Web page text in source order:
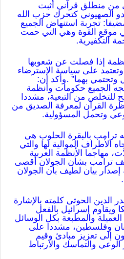
من منطلق قرآني أثبت
الصهيوني كتحرك حزب الله
تجربة استنهاض الجميع
موقع القوة وهي التي حمت
التكفيرية.
إذا فصلت عن شعوبها
على سياسة الاسترضاء
وتحتمي بهما” .وأكد أن:
الجميع حكومات وأنظمة
من التبعية، مشددا
القرآن لمعرفة الصديق من
وتحمل المسؤولية.
ترامب بالبقرة الحلوب هي
الأطراف الموالية لها والتي
مهاجما الأنظمة العربية
ترامب بشأن الجولان أقصى
إصدار بيان لطيف بأن الجولان
الدين الحوثي كلمته بالإشارة
ويقاوم إسرائيل بالفعل
والمطبعة بكل الوسائل
وفلسطين، مشددا على
إلى تعزيز مبادئ وقيم
الوعي والتماسك والارتباط